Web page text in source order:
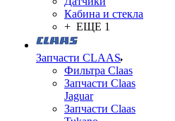
Кабина и стекла
+ ЕЩЕ 1
Запчасти CLAAS
Фильтра Claas
Запчасти Claas
Jaguar
Запчасти Claas